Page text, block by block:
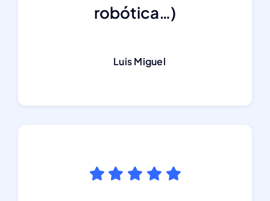
robótica…)
Luis Miguel